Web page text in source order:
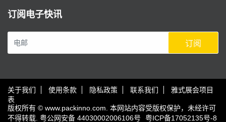
订阅电子快讯
订阅
关于我们 使用条款 隐私政策 联系我们
雅式展会项目
表
版权所有 © www.packinno.com. 本网站内容受版权保护，未经许可
不得转载. 粤公网安备 44030002006106号 粤ICP备17052135号-8